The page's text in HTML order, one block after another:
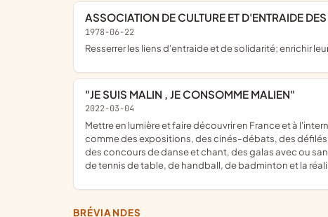
ASSOCIATION DE CULTURE ET D'ENTRAIDE
1978-06-22
resserrer les liens d'entraide et de solidarité; enrichir
"JE SUIS MALIN , JE CONSOMME MALIEN"
2022-03-04
mettre en lumière et faire découvrir en France et à l'international les richesses que possède le Mali tels que l'histoire, l'art, la culture, et les savoir-faire ; proposer des événements
comme des expositions, des cinés-débats, des
des concours de danse et chant, des galas avec ou
de tennis de table, de handball, de badminton et la
BRÉVIANDES